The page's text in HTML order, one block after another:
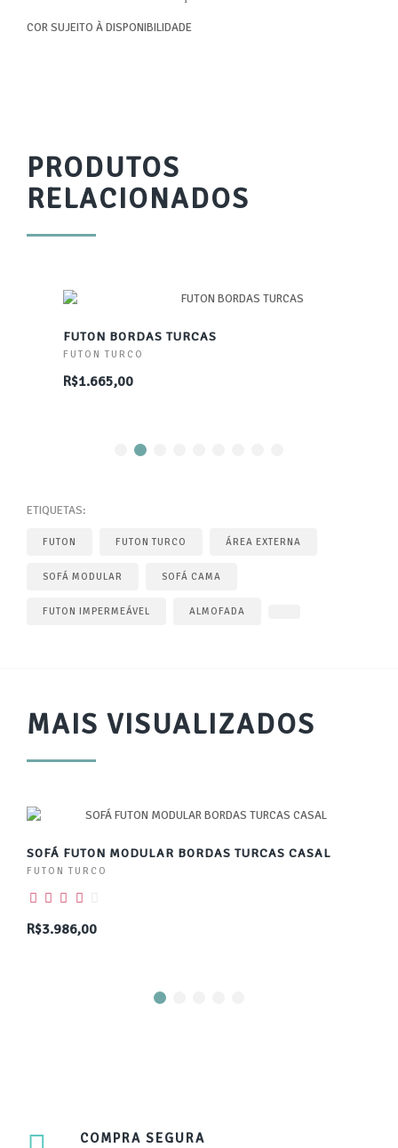
COR SUJEITO À DISPONIBILIDADE
PRODUTOS
RELACIONADOS
FUTON BORDAS TURCAS
FUTON TURCO
R$1.665,00
ETIQUETAS:
FUTON FUTON TURCO ÁREA EXTERNA
SOFÁ MODULAR SOFÁ CAMA
FUTON IMPERMEÁVEL ALMOFADA
MAIS VISUALIZADOS
SOFÁ FUTON MODULAR BORDAS TURCAS CASAL
FUTON TURCO
R$3.986,00
COMPRA SEGURA